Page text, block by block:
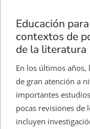
Educación
contextos de
de la literatura
En los últimos
de gran atención a
importantes
pocas revisiones de
incluyen